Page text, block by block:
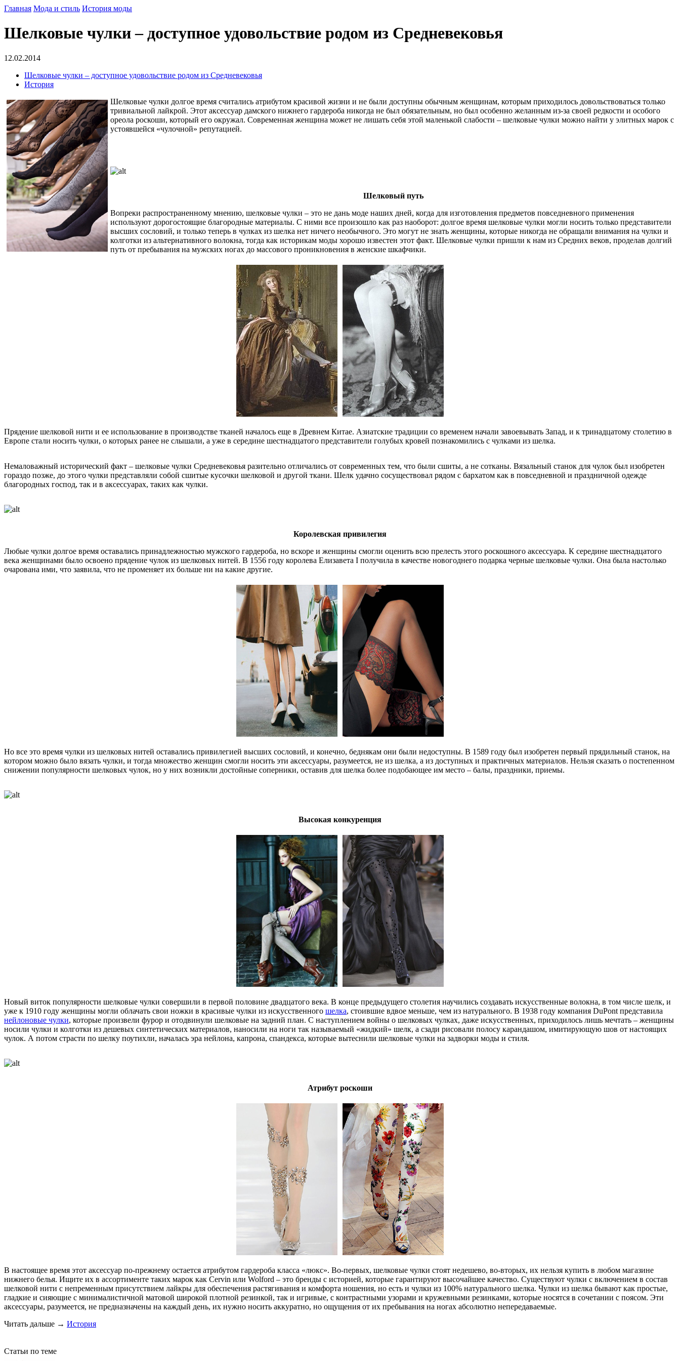
Главная Мода и стиль История моды
Шелковые чулки – доступное удовольствие родом из Средневековья
12.02.2014
Шелковые чулки – доступное удовольствие родом из Средневековья
История
Шелковые чулки долгое время считались атрибутом красивой жизни и не были доступны обычным женщинам, которым приходилось довольствоваться только
тривиальной лайкрой. Этот аксессуар дамского нижнего гардероба никогда не был обязательным, но был особенно желанным из-за своей редкости и особого
ореола роскоши, который его окружал. Современная женщина может не лишать себя этой маленькой слабости – шелковые чулки можно найти у элитных марок с
устоявшейся «чулочной» репутацией.
Шелковый путь
Вопреки распространенному мнению, шелковые чулки – это не дань моде наших дней, когда для изготовления предметов повседневного применения
используют дорогостоящие благородные материалы. С ними все произошло как раз наоборот: долгое время шелковые чулки могли носить только представители
высших сословий, и только теперь в чулках из шелка нет ничего необычного. Это могут не знать женщины, которые никогда не обращали внимания на чулки и
колготки из альтернативного волокна, тогда как историкам моды хорошо известен этот факт. Шелковые чулки пришли к нам из Средних веков, проделав долгий
путь от пребывания на мужских ногах до массового проникновения в женские шкафчики.
Прядение шелковой нити и ее использование в производстве тканей началось еще в Древнем Китае. Азиатские традиции со временем начали завоевывать Запад, и к тринадцатому столетию в
Европе стали носить чулки, о которых ранее не слышали, а уже в середине шестнадцатого представители голубых кровей познакомились с чулками из шелка.
Немаловажный исторический факт – шелковые чулки Средневековья разительно отличались от современных тем, что были сшиты, а не сотканы. Вязальный станок для чулок был изобретен
гораздо позже, до этого чулки представляли собой сшитые кусочки шелковой и другой ткани. Шелк удачно сосуществовал рядом с бархатом как в повседневной и праздничной одежде
благородных господ, так и в аксессуарах, таких как чулки.
Королевская привилегия
Любые чулки долгое время оставались принадлежностью мужского гардероба, но вскоре и женщины смогли оценить всю прелесть этого роскошного аксессуара. К середине шестнадцатого
века женщинами было освоено прядение чулок из шелковых нитей. В 1556 году королева Елизавета I получила в качестве новогоднего подарка черные шелковые чулки. Она была настолько
очарована ими, что заявила, что не променяет их больше ни на какие другие.
Но все это время чулки из шелковых нитей оставались привилегией высших сословий, и конечно, беднякам они были недоступны. В 1589 году был изобретен первый прядильный станок, на
котором можно было вязать чулки, и тогда множество женщин смогли носить эти аксессуары, разумеется, не из шелка, а из доступных и практичных материалов. Нельзя сказать о постепенном
снижении популярности шелковых чулок, но у них возникли достойные соперники, оставив для шелка более подобающее им место – балы, праздники, приемы.
Высокая конкуренция
Новый виток популярности шелковые чулки совершили в первой половине двадцатого века. В конце предыдущего столетия научились создавать искусственные волокна, в том числе шелк, и
уже к 1910 году женщины могли облачать свои ножки в красивые чулки из искусственного шелка, стоившие вдвое меньше, чем из натурального. В 1938 году компания DuPont представила
нейлоновые чулки, которые произвели фурор и отодвинули шелковые на задний план. С наступлением войны о шелковых чулках, даже искусственных, приходилось лишь мечтать – женщины
носили чулки и колготки из дешевых синтетических материалов, наносили на ноги так называемый «жидкий» шелк, а сзади рисовали полосу карандашом, имитирующую шов от настоящих
чулок. А потом страсти по шелку поутихли, началась эра нейлона, капрона, спандекса, которые вытеснили шелковые чулки на задворки моды и стиля.
Атрибут роскоши
В настоящее время этот аксессуар по-прежнему остается атрибутом гардероба класса «люкс». Во-первых, шелковые чулки стоят недешево, во-вторых, их нельзя купить в любом магазине
нижнего белья. Ищите их в ассортименте таких марок как Cervin или Wolford – это бренды с историей, которые гарантируют высочайшее качество. Существуют чулки с включением в состав
шелковой нити с непременным присутствием лайкры для обеспечения растягивания и комфорта ношения, но есть и чулки из 100% натурального шелка. Чулки из шелка бывают как простые,
гладкие и сияющие с минималистичной матовой широкой плотной резинкой, так и игривые, с контрастными узорами и кружевными резинками, которые носятся в сочетании с поясом. Эти
аксессуары, разумеется, не предназначены на каждый день, их нужно носить аккуратно, но ощущения от их пребывания на ногах абсолютно непередаваемые.
Читать дальше → История
Статьи по теме